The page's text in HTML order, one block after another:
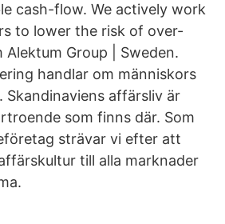
cash-flow. We actively work
to lower the risk of over-
Alektum Group | Sweden.
handlar om människors
affärsliv är
som finns där. Som
strävar vi efter att
till alla marknader